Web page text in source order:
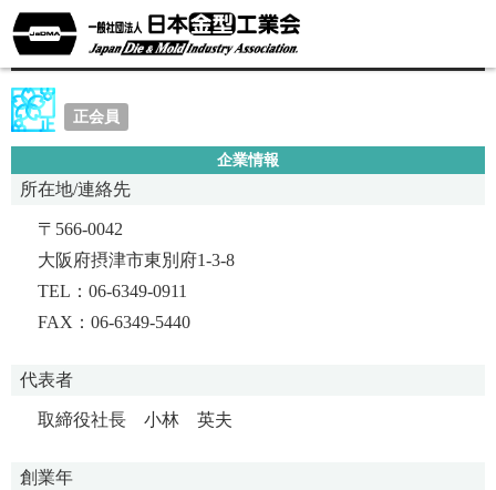
小林精機株式会社
正会員
企業情報
所在地/連絡先
〒566-0042
大阪府摂津市東別府1-3-8
TEL：06-6349-0911
FAX：06-6349-5440
代表者
取締役社長 小林 英夫
創業年